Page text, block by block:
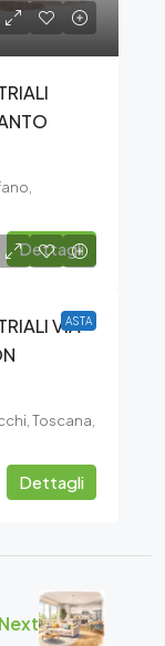
Dettagli
ASTA
VIA
Toscana,
Dettagli
Next